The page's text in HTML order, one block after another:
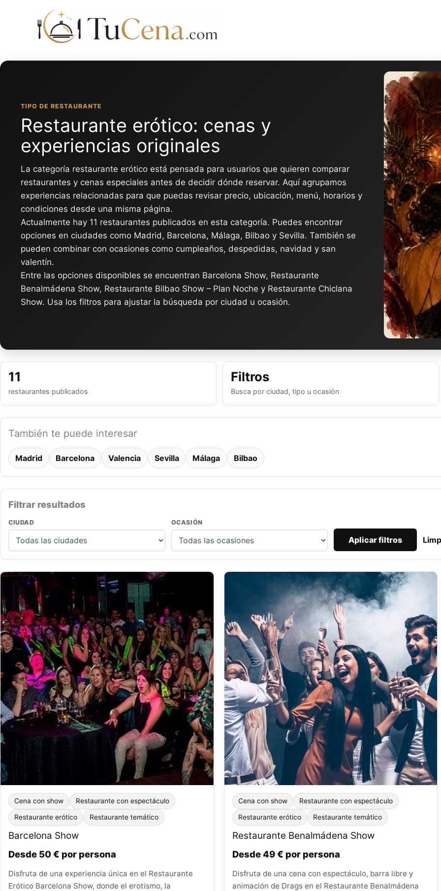
TIPO DE RESTAURANTE
Restaurante erótico: cenas y
experiencias originales
La categoría restaurante erótico está pensada para usuarios que quieren comparar
restaurantes y cenas especiales antes de decidir dónde reservar. Aquí agrupamos
experiencias relacionadas para que puedas revisar precio, ubicación, menú, horarios y
condiciones desde una misma página.
Actualmente hay 11 restaurantes publicados en esta categoría. Puedes encontrar
opciones en ciudades como Madrid, Barcelona, Málaga, Bilbao y Sevilla. También se
pueden combinar con ocasiones como cumpleaños, despedidas, navidad y san
valentín.
Entre las opciones disponibles se encuentran Barcelona Show, Restaurante
Benalmádena Show, Restaurante Bilbao Show – Plan Noche y Restaurante Chiclana
Show. Usa los filtros para ajustar la búsqueda por ciudad u ocasión.
11
restaurantes publicados
Filtros
Busca por ciudad, tipo u ocasión
También te puede interesar
Madrid Barcelona Valencia Sevilla Málaga Bilbao
Filtrar resultados
CIUDAD OCASIÓN
Aplicar filtros
Cena con show Restaurante con espectáculo
Restaurante erótico Restaurante temático
Barcelona Show
Desde 50 € por persona
Disfruta de una experiencia única en el Restaurante
Erótico Barcelona Show, donde el erotismo, la
Cena con show Restaurante con espectáculo
Restaurante erótico Restaurante temático
Restaurante Benalmádena Show
Desde 49 € por persona
Disfruta de una cena con espectáculo, barra libre y
animación de Drags en el Restaurante Benalmádena